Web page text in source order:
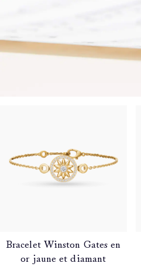
Bracelet Winston Gates en
or jaune et diamant